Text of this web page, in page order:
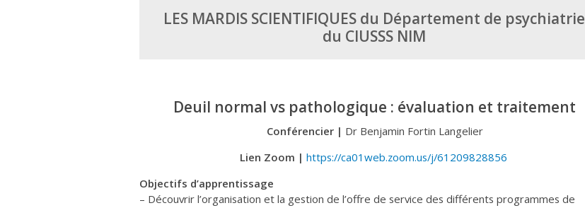
LES MARDIS SCIENTIFIQUES du Département de psychiatrie
du CIUSSS NIM
Deuil normal vs pathologique : évaluation et traitement
Conférencier | Dr Benjamin Fortin Langelier
Lien Zoom | https://ca01web.zoom.us/j/61209828856
Objectifs d’apprentissage
– Découvrir l’organisation et la gestion de l’offre de service des différents programmes de